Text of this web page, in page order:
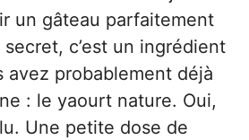
un gâteau parfaitement
c’est un ingrédient
avez probablement déjà
: le yaourt nature. Oui,
Une petite dose de